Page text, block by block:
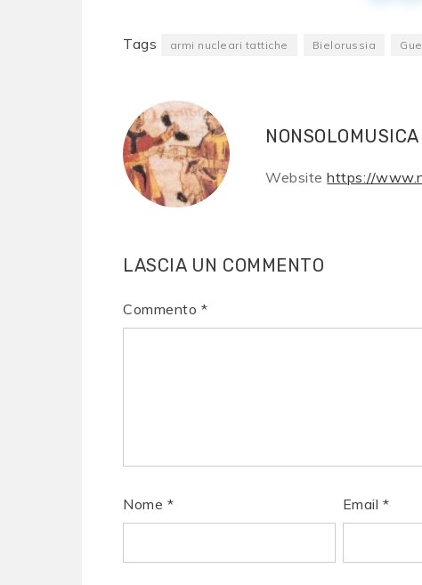
Tags armi nucleari tattiche Bielorussia
NONSOLOMUSICA
Website https://
LASCIA UN COMMENTO
Commento *
Nome * Email *